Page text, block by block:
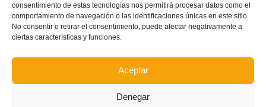
consentimiento de estas tecnologías nos permitirá procesar datos como el
comportamiento de navegación o las identificaciones únicas en este sitio.
No consentir o retirar el consentimiento, puede afectar negativamente a
ciertas características y funciones.
Aceptar
Denegar